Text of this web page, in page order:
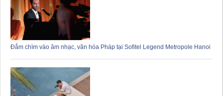
Đắm chìm vào âm nhạc, văn hóa Pháp tại Sofitel Legend Metropole Hanoi